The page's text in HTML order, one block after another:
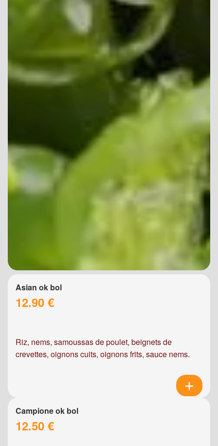
Asian ok bol
12.90 €
Riz, nems, samoussas de poulet, beignets de
crevettes, oignons cuits, oignons frits, sauce nems.
Campione ok bol
12.50 €